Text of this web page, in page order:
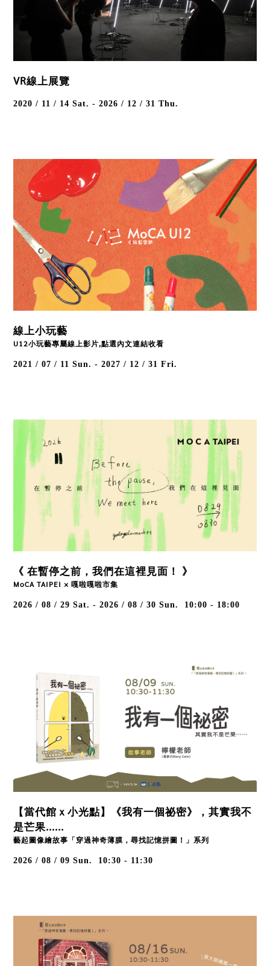
VR線上展覽
2020 / 11 / 14 Sat. - 2026 / 12 / 31 Thu.
線上小玩藝
U12小玩藝專屬線上影片,點選內文連結收看
2021 / 07 / 11 Sun. - 2027 / 12 / 31 Fri.
《 在暫停之前，我們在這裡見面！ 》
MoCA TAIPEI × 嘎啦嘎啦市集
2026 / 08 / 29 Sat. - 2026 / 08 / 30 Sun. 10:00 - 18:00
【當代館ｘ小光點】《我有一個祕密》，其實我不
是芒果......
藝起圖像繪故事「穿過神奇薄膜，尋找記憶拼圖！」系列
2026 / 08 / 09 Sun. 10:30 - 11:30